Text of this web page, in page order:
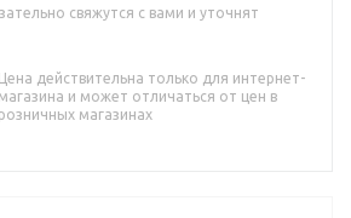
свяжутся с вами и уточнят
Цена действительна только для интернет-
магазина и может отличаться от цен в
розничных магазинах